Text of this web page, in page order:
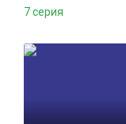
7 серия